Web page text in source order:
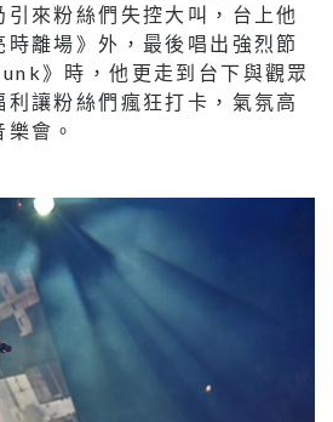
來粉絲們失控大叫，台上他
時離場》外，最後唱出強烈節
》時，他更走到台下與觀眾
讓粉絲們瘋狂打卡，氣氛高
會。